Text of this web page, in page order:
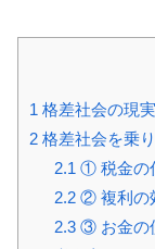
1 格差社会の現
2 格差社会を乗
2.1 ① 税金の
2.2② 複利の
2.3③ お金の